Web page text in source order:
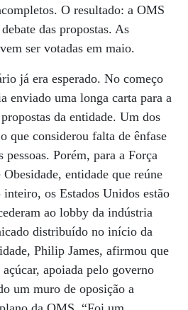
O resultado: a OMS
das propostas. As
ser votadas em maio.
já era esperado. No começo
enviado uma longa carta para a
da entidade. Um dos
que considerou falta de ênfase
pessoas. Porém, para a Força
entidade que reúne
os Estados Unidos estão
ao lobby da indústria
distribuído no início da
Philip James, afirmou que
apoiada pelo governo
um muro de oposição a